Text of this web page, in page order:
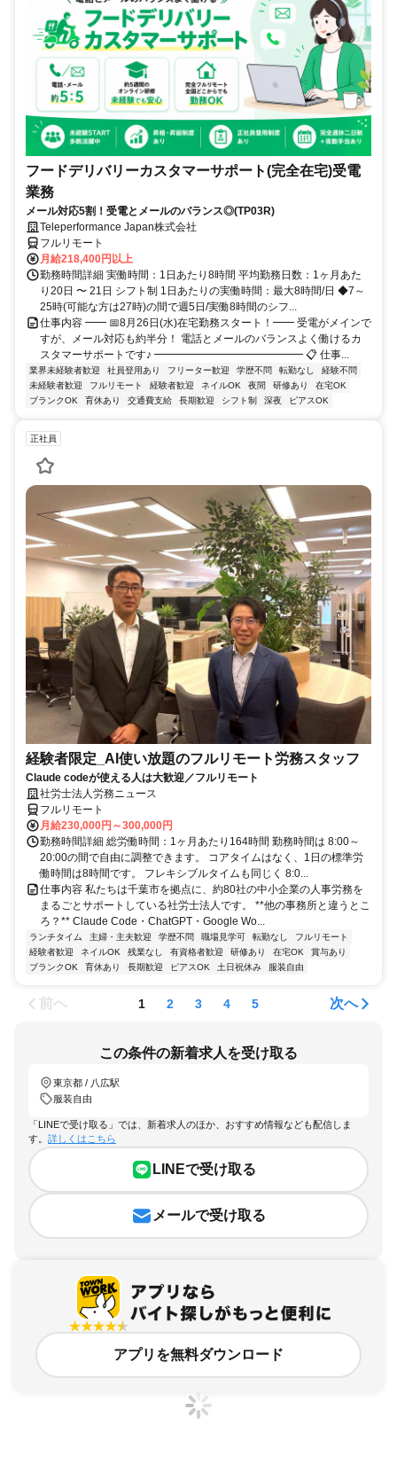
フードデリバリーカスタマーサポート(完全在宅)受電
業務
メール対応5割！受電とメールのバランス◎(TP03R)
Teleperformance Japan株式会社
フルリモート
月給218,400円以上
勤務時間詳細 実働時間：1日あたり8時間 平均勤務日数：1ヶ月あた
り20日 〜 21日 シフト制 1日あたりの実働時間：最大8時間/日 ◆7～
25時(可能な方は27時)の間で週5日/実働8時間のシフ...
仕事内容 ━━ 📅8月26日(水)在宅勤務スタート！━━ 受電がメインで
すが、メール対応も約半分！ 電話とメールのバランスよく働けるカ
スタマーサポートです♪ ━━━━━━━━━━━━━━ 📋 仕事...
業界未経験者歓迎 社員登用あり フリーター歓迎 学歴不問 転勤なし
経験不問
未経験者歓迎
フルリモート 経験者歓迎 ネイルOK 夜間 研修あり
在宅OK
ブランクOK
育休あり 交通費支給 長期歓迎 シフト制 深夜 ピアスOK
正社員
経験者限定_AI使い放題のフルリモート労務スタッフ
Claude codeが使える人は大歓迎／フルリモート
社労士法人労務ニュース
フルリモート
月給230,000円～300,000円
勤務時間詳細 総労働時間：1ヶ月あたり164時間 勤務時間は 8:00～
20:00の間で自由に調整できます。 コアタイムはなく、1日の標準労
働時間は8時間です。 フレキシブルタイムも同じく 8:0...
仕事内容 私たちは千葉市を拠点に、約80社の中小企業の人事労務を
まるごとサポートしている社労士法人です。 **他の事務所と違うとこ
ろ？** Claude Code・ChatGPT・Google Wo...
ランチタイム 主婦・主夫歓迎 学歴不問 職場見学可 転勤なし
フルリモート
経験者歓迎
ネイルOK 残業なし 有資格者歓迎 研修あり 在宅OK
賞与あり
ブランクOK
育休あり 長期歓迎 ピアスOK 土日祝休み 服装自由
前へ 1 2 3 4 5 次へ
この条件の新着求人を受け取る
東京都 / 八広駅
服装自由
「LINEで受け取る」では、新着求人のほか、おすすめ情報なども配信しま
す。 詳しくはこちら
LINEで受け取る
メールで受け取る
アプリを無料ダウンロード